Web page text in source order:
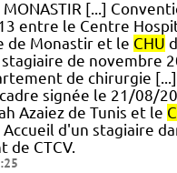
[...]
entre le Centre
de Monastir et le CHU
de novembre
de chirurgie
signée le 21/08/
Azaiez de Tunis et le
d'un stagiaire
de CTCV.